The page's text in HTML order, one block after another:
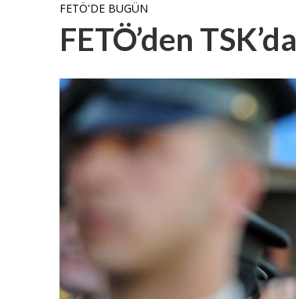
FETÖ'DE BUGÜN
FETÖ’den